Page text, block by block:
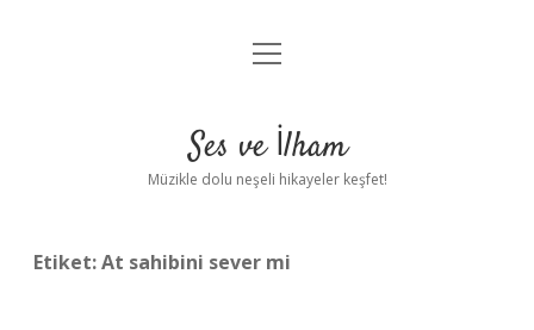
Anasayfa
Yasal Uyarı
menüyü
Ses ve İlham
Müzikle dolu neşeli hikayeler keşfet!
Etiket:At sahibini sever mi